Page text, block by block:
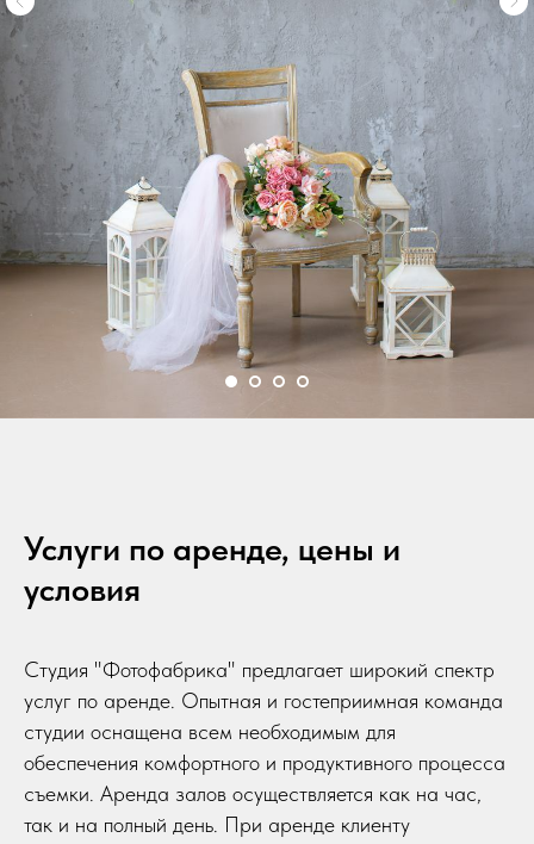
Услуги по аренде, цены и
условия
Студия "Фотофабрика" предлагает широкий спектр
услуг по аренде. Опытная и гостеприимная команда
студии оснащена всем необходимым для
обеспечения комфортного и продуктивного процесса
съемки. Аренда залов осуществляется как на час,
так и на полный день. При аренде клиенту